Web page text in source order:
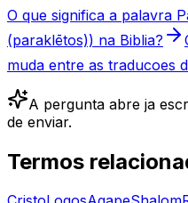
O que significa a palavra
(paraklētos)) na Biblia?
muda entre as traducoes
A pergunta abre ja
de enviar.
Termos